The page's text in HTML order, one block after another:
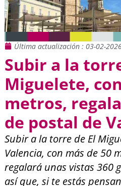
Última actualización : 03-02-
Subir a la
Miguelete,
metros,
de postal de
Subir a la torre de El
Valencia, con más de 50
regalará unas vistas 360
así que, si te estás